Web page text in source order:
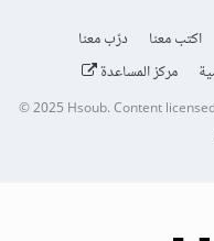
اكتب معنا
درّب معنا
مركز المساعدة
© 2025Hsoub.Content